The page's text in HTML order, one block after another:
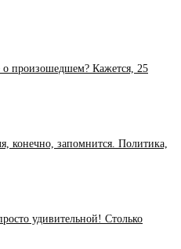
произошедшем? Кажется, 25
конечно, запомнится. Политика,
удивительной! Столько